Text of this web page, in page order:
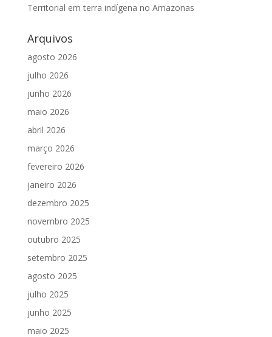
Territorial em terra indígena no Amazonas
Arquivos
agosto 2026
julho 2026
junho 2026
maio 2026
abril 2026
março 2026
fevereiro 2026
janeiro 2026
dezembro 2025
novembro 2025
outubro 2025
setembro 2025
agosto 2025
julho 2025
junho 2025
maio 2025